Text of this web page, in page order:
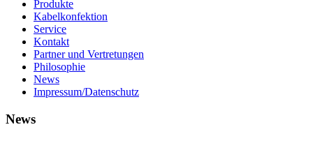
Produkte
Kabelkonfektion
Service
Kontakt
Partner und Vertretungen
Philosophie
News
Impressum/Datenschutz
News